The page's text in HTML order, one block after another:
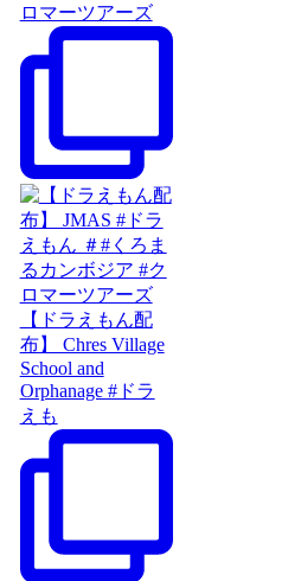
ロマーツアーズ
【ドラえもん配
布】 Chres Village
School and
Orphanage #ドラ
えも